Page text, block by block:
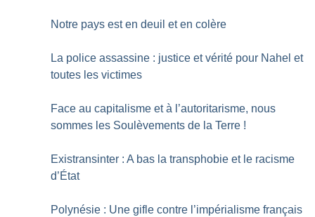
Notre pays est en deuil et en colère
La police assassine : justice et vérité pour Nahel et
toutes les victimes
Face au capitalisme et à l’autoritarisme, nous
sommes les Soulèvements de la Terre !
Existransinter : A bas la transphobie et le racisme
d’État
Polynésie : Une gifle contre l’impérialisme français